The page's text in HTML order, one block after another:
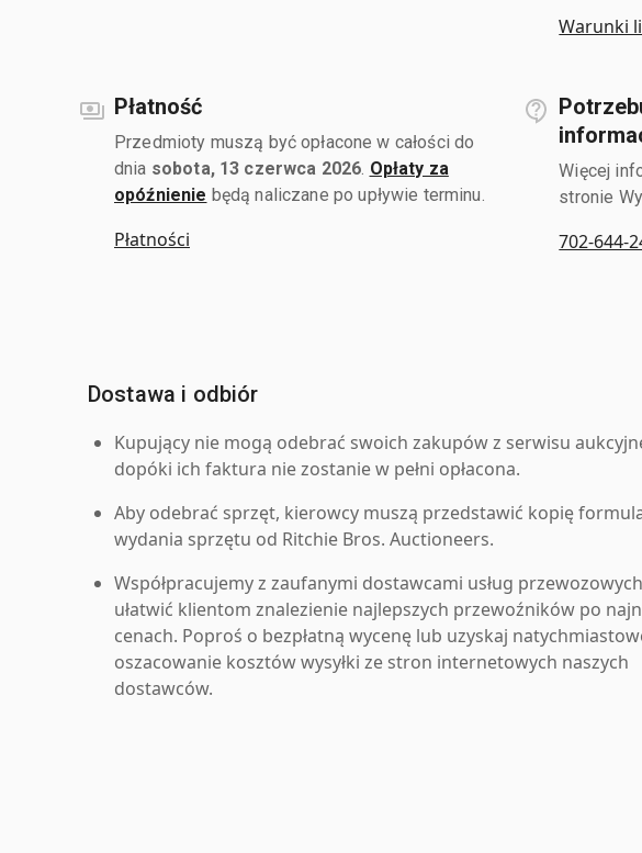
Warunki
Płatność
Przedmioty muszą być opłacone w całości do
dnia sobota, 13 czerwca 2026 Opłaty za
opóźnienie będą naliczane po upływie terminu.
Płatności
Więcej
stronie
702-644-
Dostawa i odbiór
Kupujący nie mogą odebrać swoich zakupów z serwisu
dopóki ich faktura nie zostanie w pełni opłacona.
Aby odebrać sprzęt, kierowcy muszą przedstawić kopię
wydania sprzętu od Ritchie Bros. Auctioneers.
Współpracujemy z zaufanymi dostawcami usług
ułatwić klientom znalezienie najlepszych przewoźników po
cenach. Poproś o bezpłatną wycenę lub uzyskaj
oszacowanie kosztów wysyłki ze stron internetowych naszych
dostawców.